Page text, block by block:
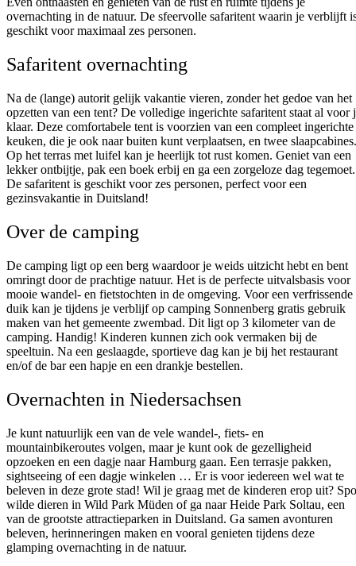
overnachting in de natuur. De sfeervolle safaritent waarin je verblijft
geschikt voor maximaal zes personen.
Safaritent overnachting
Na de (lange) autorit gelijk vakantie vieren, zonder het gedoe van het
opzetten van een tent? De volledige ingerichte safaritent staat al voor
klaar. Deze comfortabele tent is voorzien van een compleet ingerichte
keuken, die je ook naar buiten kunt verplaatsen, en twee slaapcabines.
Op het terras met luifel kan je heerlijk tot rust komen. Geniet van een
lekker ontbijtje, pak een boek erbij en ga een zorgeloze dag tegemoet.
De safaritent is geschikt voor zes personen, perfect voor een
gezinsvakantie in Duitsland!
Over de camping
De camping ligt op een berg waardoor je weids uitzicht hebt en bent
omringt door de prachtige natuur. Het is de perfecte uitvalsbasis voor
mooie wandel- en fietstochten in de omgeving. Voor een verfrissende
duik kan je tijdens je verblijf op camping Sonnenberg gratis gebruik
maken van het gemeente zwembad. Dit ligt op 3 kilometer van de
camping. Handig! Kinderen kunnen zich ook vermaken bij de
speeltuin. Na een geslaagde, sportieve dag kan je bij het restaurant
en/of de bar een hapje en een drankje bestellen.
Overnachten in Niedersachsen
Je kunt natuurlijk een van de vele wandel-, fiets- en
mountainbikeroutes volgen, maar je kunt ook de gezelligheid
opzoeken en een dagje naar Hamburg gaan. Een terrasje pakken,
sightseeing of een dagje winkelen … Er is voor iedereen wel wat te
beleven in deze grote stad! Wil je graag met de kinderen erop uit?
wilde dieren in Wild Park Müden of ga naar Heide Park Soltau, een
van de grootste attractieparken in Duitsland. Ga samen avonturen
beleven, herinneringen maken en vooral genieten tijdens deze
glamping overnachting in de natuur.